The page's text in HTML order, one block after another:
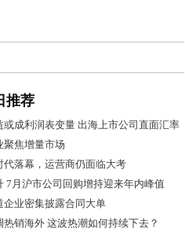
推荐
或成利润表变量 出海上市公司直面汇率
聚焦增量市场
代落幕，运营商仍面临大考
7月沪市公司回购增持迎来年内峰值
企业密集披露合同大单
热销海外 这波热潮如何持续下去？